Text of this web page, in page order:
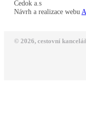
Čedok a.s
Návrh a realizace webu
© 2026, cestovní